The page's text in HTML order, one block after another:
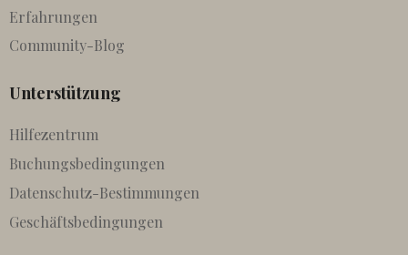
Erfahrungen
Community-Blog
Unterstützung
Hilfezentrum
Buchungsbedingungen
Datenschutz-Bestimmungen
Geschäftsbedingungen